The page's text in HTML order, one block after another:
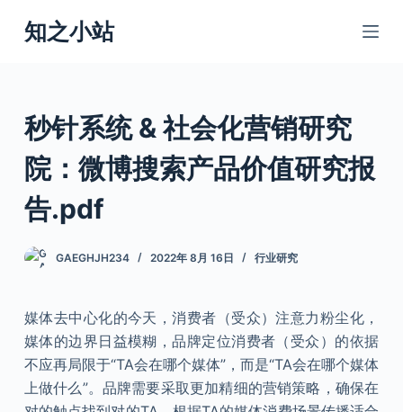
跳
过
知之小站
秒针系统 & 社会化营销研究
院：微博搜索产品价值研究报
告.pdf
GAEGHJH234 2022年 8月 16日 行业研究
媒体去中心化的今天，消费者（受众）注意力粉尘化，
媒体的边界日益模糊，品牌定位消费者（受众）的依据
不应再局限于“TA会在哪个媒体”，而是“TA会在哪个媒体
上做什么”。品牌需要采取更加精细的营销策略，确保在